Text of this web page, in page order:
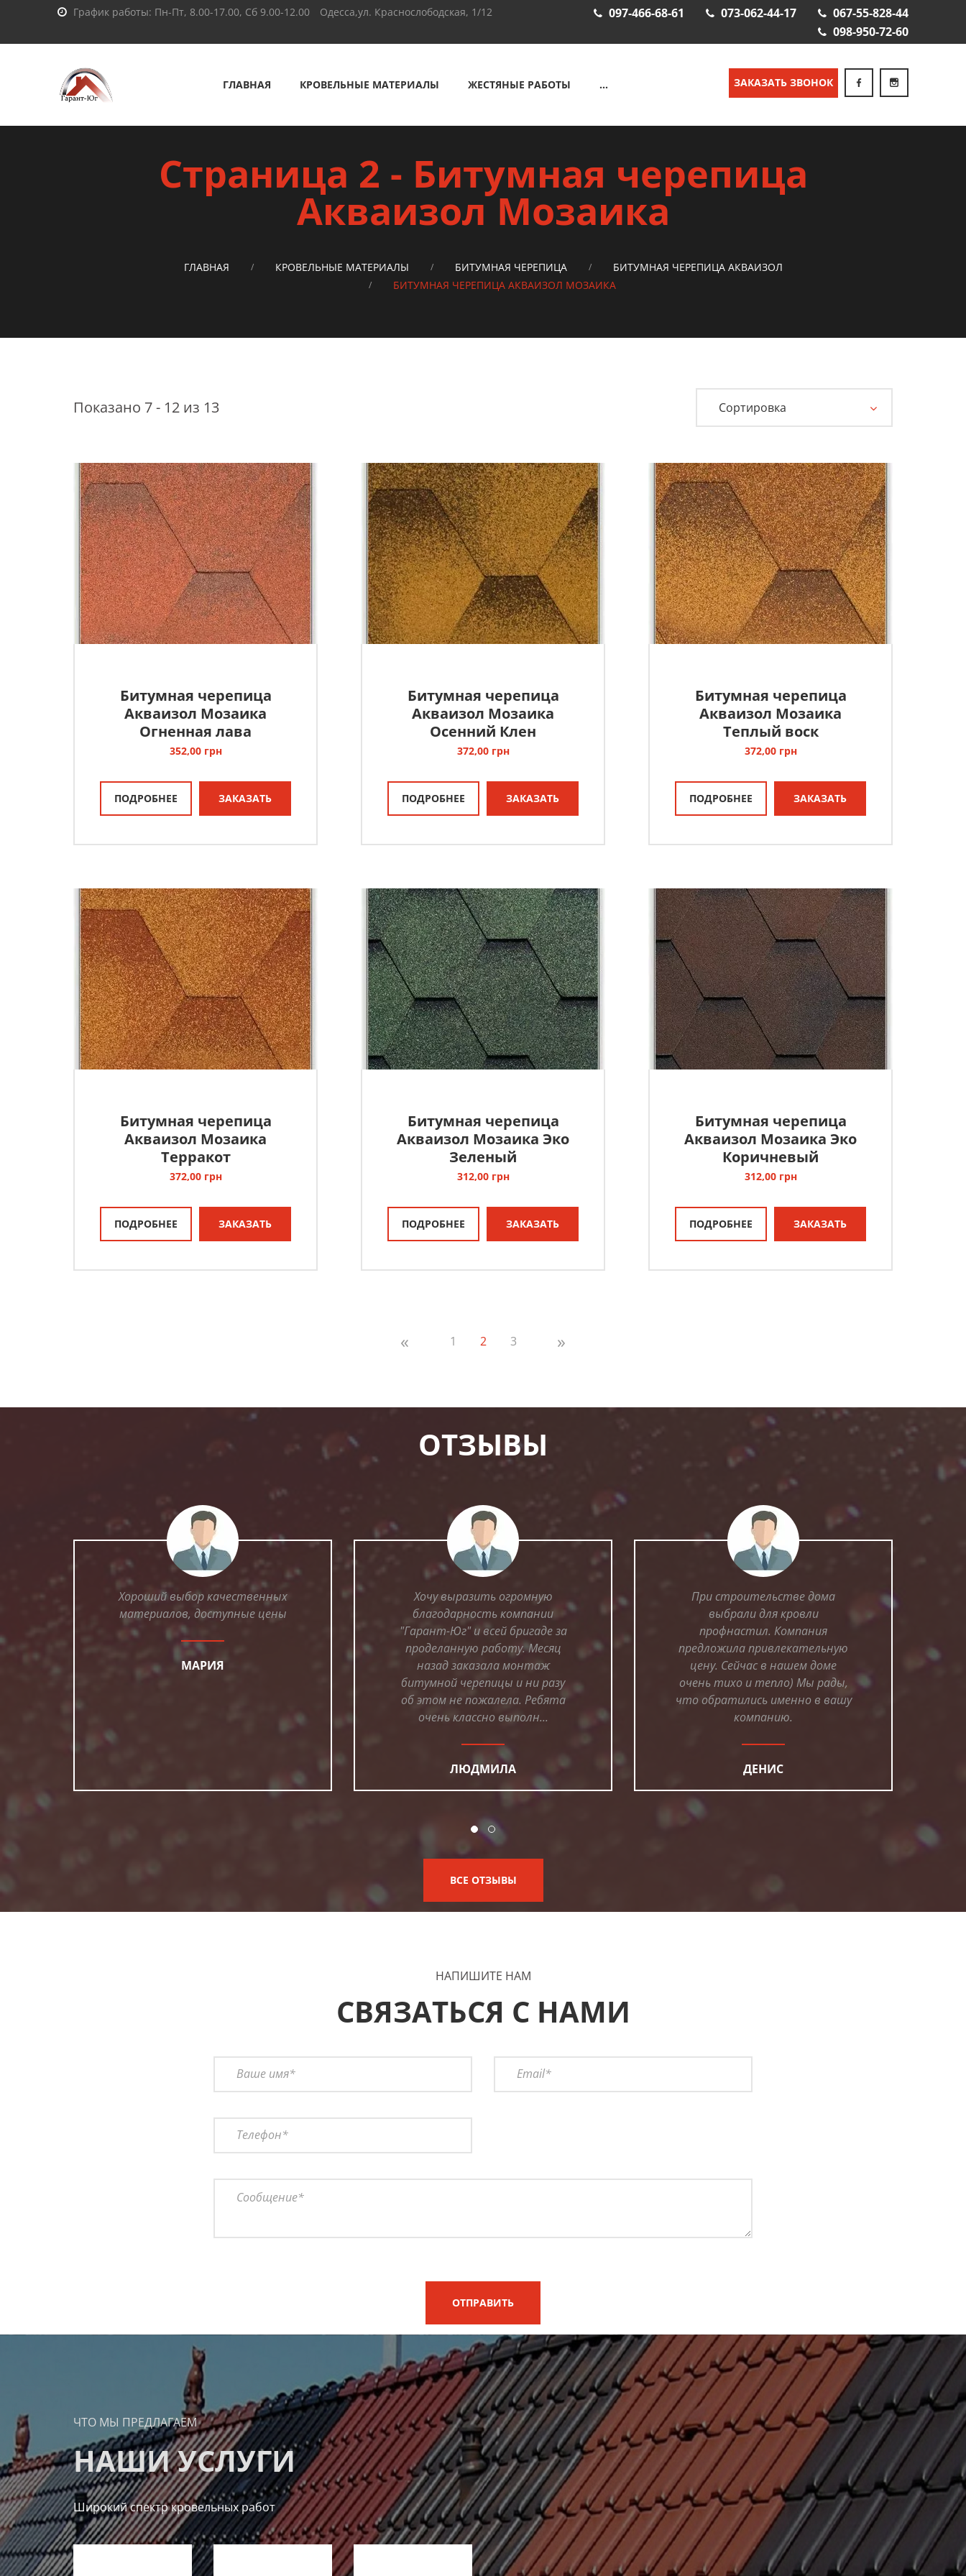
График работы: Пн-Пт, 8.00-17.00, Сб 9.00-12.00 Одесса,ул. Краснослободская, 1/12 097-466-68-61 073-062-44-17
067-55-828-44
098-950-72-60
ГЛАВНАЯ КРОВЕЛЬНЫЕ МАТЕРИАЛЫ ЖЕСТЯНЫЕ РАБОТЫ ... ЗАКАЗАТЬ ЗВОНОК
Страница 2 - Битумная черепица
Акваизол Мозаика
ГЛАВНАЯ КРОВЕЛЬНЫЕ МАТЕРИАЛЫ БИТУМНАЯ ЧЕРЕПИЦА
БИТУМНАЯ ЧЕРЕПИЦА АКВАИЗОЛ
БИТУМНАЯ ЧЕРЕПИЦА АКВАИЗОЛ МОЗАИКА
Показано 7 - 12 из 13
Битумная черепица
Акваизол Мозаика
Огненная лава
352,00 грн
ПОДРОБНЕЕ ЗАКАЗАТЬ
Битумная черепица
Акваизол Мозаика
Осенний Клен
372,00 грн
ПОДРОБНЕЕ ЗАКАЗАТЬ
Битумная черепица
Акваизол Мозаика
Теплый воск
372,00 грн
ПОДРОБНЕЕ ЗАКАЗАТЬ
Битумная черепица
Акваизол Мозаика
Терракот
372,00 грн
ПОДРОБНЕЕ ЗАКАЗАТЬ
Битумная черепица
Акваизол Мозаика Эко
Зеленый
312,00 грн
ПОДРОБНЕЕ ЗАКАЗАТЬ
Битумная черепица
Акваизол Мозаика Эко
Коричневый
312,00 грн
ПОДРОБНЕЕ ЗАКАЗАТЬ
« 1 2 3 »
ОТЗЫВЫ
Хороший выбор качественных
материалов, доступные цены
МАРИЯ
Хочу выразить огромную
благодарность компании
"Гарант-Юг" и всей бригаде за
проделанную работу. Месяц
назад заказала монтаж
битумной черепицы и ни разу
об этом не пожалела. Ребята
очень классно выполн...
ЛЮДМИЛА
При строительстве дома
выбрали для кровли
профнастил. Компания
предложила привлекательную
цену. Сейчас в нашем доме
очень тихо и тепло) Мы рады,
что обратились именно в вашу
компанию.
ДЕНИС
ВСЕ ОТЗЫВЫ
НАПИШИТЕ НАМ
СВЯЗАТЬСЯ С НАМИ
ОТПРАВИТЬ
ЧТО МЫ ПРЕДЛАГАЕМ
НАШИ УСЛУГИ
Широкий спектр кровельных работ